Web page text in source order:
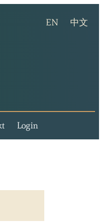
stilvoll erleben
EN(english
中文
Login